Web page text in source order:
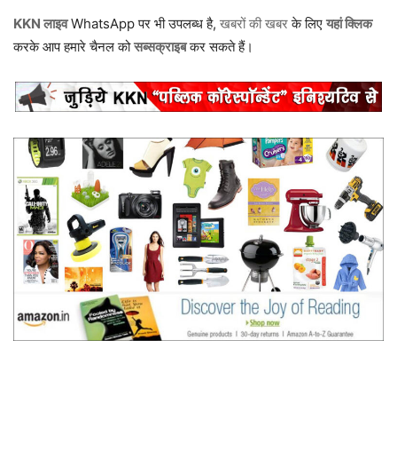
KKN लाइवWhatsApp पर भी उपलब्ध है, खबरों की खबरके लिए यहां क्लिक
करके आप हमारे चैनल कोसब्सक्राइबकर सकते हैं।